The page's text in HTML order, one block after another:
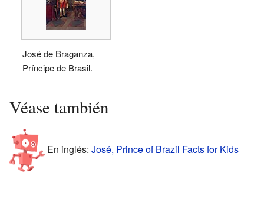
José de Braganza,
Príncipe de Brasil.
Véase también
En inglés: José, Prince of Brazil Facts for Kids